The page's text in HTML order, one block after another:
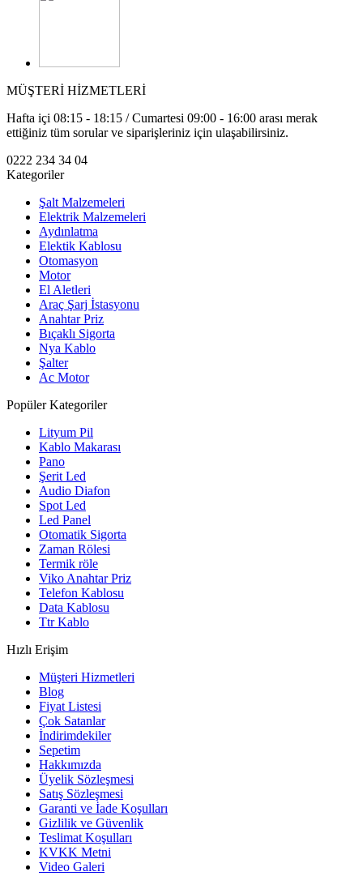
MÜŞTERİ HİZMETLERİ
Hafta içi 08:15 - 18:15 / Cumartesi 09:00 - 16:00 arası merak
ettiğiniz tüm sorular ve siparişleriniz için ulaşabilirsiniz.
0222 234 34 04
Kategoriler
Şalt Malzemeleri
Elektrik Malzemeleri
Aydınlatma
Elektik Kablosu
Otomasyon
Motor
El Aletleri
Araç Şarj İstasyonu
Anahtar Priz
Bıçaklı Sigorta
Nya Kablo
Şalter
Ac Motor
Popüler Kategoriler
Lityum Pil
Kablo Makarası
Pano
Şerit Led
Audio Diafon
Spot Led
Led Panel
Otomatik Sigorta
Zaman Rölesi
Termik röle
Viko Anahtar Priz
Telefon Kablosu
Data Kablosu
Ttr Kablo
Hızlı Erişim
Müşteri Hizmetleri
Blog
Fiyat Listesi
Çok Satanlar
İndirimdekiler
Sepetim
Hakkımızda
Üyelik Sözleşmesi
Satış Sözleşmesi
Garanti ve İade Koşulları
Gizlilik ve Güvenlik
Teslimat Koşulları
KVKK Metni
Video Galeri